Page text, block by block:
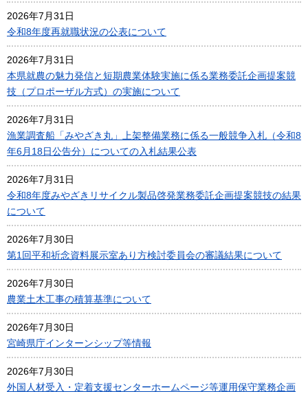
2026年7月31日
令和8年度再就職状況の公表について
2026年7月31日
本県就農の魅力発信と短期農業体験実施に係る業務委託企画提案競
技（プロポーザル方式）の実施について
2026年7月31日
漁業調査船「みやざき丸」上架整備業務に係る一般競争入札（令和8
年6月18日公告分）についての入札結果公表
2026年7月31日
令和8年度みやざきリサイクル製品啓発業務委託企画提案競技の結果
について
2026年7月30日
第1回平和祈念資料展示室あり方検討委員会の審議結果について
2026年7月30日
農業土木工事の積算基準について
2026年7月30日
宮崎県庁インターンシップ等情報
2026年7月30日
外国人材受入・定着支援センターホームページ等運用保守業務企画